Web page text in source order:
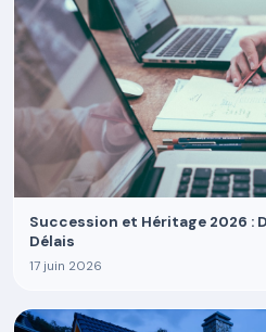
Succession et Héritage 2026 :
Délais
17 juin 2026